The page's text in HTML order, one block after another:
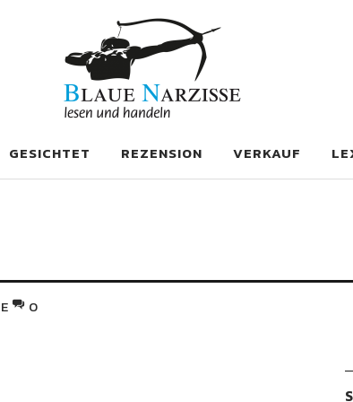
GESICHTET REZENSION VERKAUF
0